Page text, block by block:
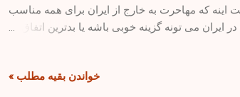
اینه که مهاحرت به خارج از ایران برای همه مناسب
می تونه گزینه خوبی باشه یا بدترین اتفاق
خواندن بقیه مطلب »